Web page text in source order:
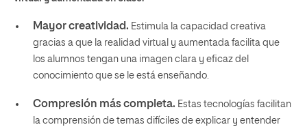
Mayor creatividad. Estimula la capacidad creativa
gracias a que la realidad virtual y aumentada facilita que
los alumnos tengan una imagen clara y eficaz del
conocimiento que se le está enseñando.
Compresión más completa. Estas tecnologías facilitan
la comprensión de temas difíciles de explicar y entender